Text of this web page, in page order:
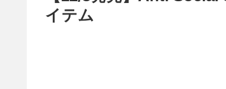
イテム